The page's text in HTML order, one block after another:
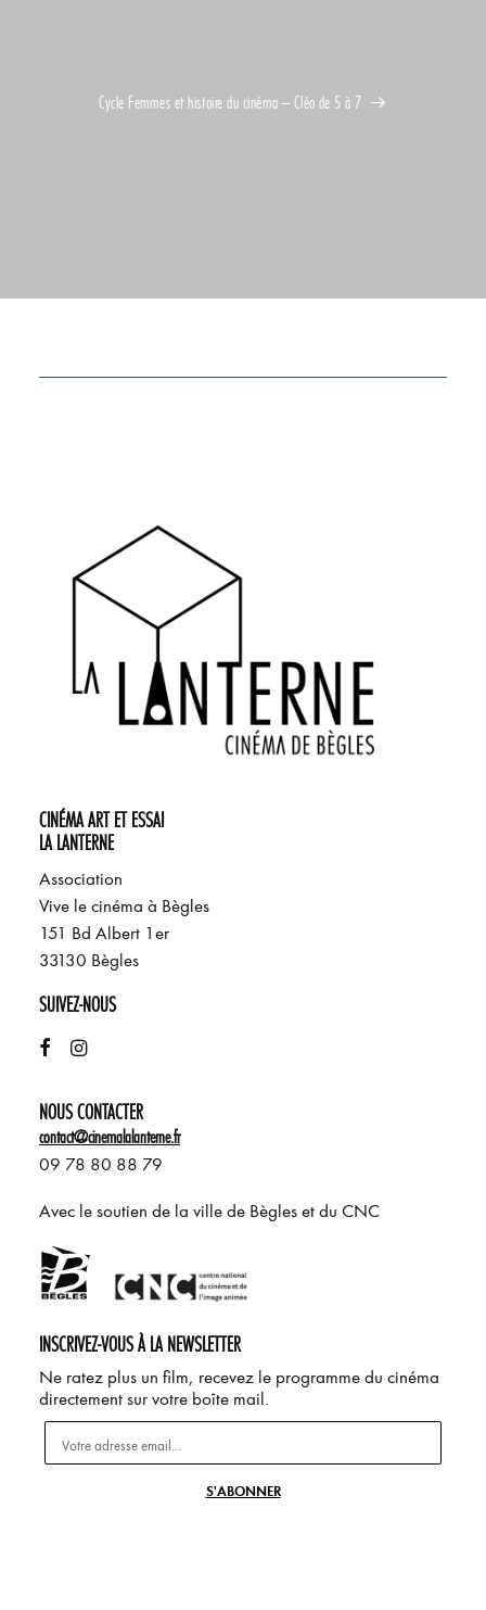
Cycle Femmes et histoire du cinéma – Cléo de 5 à 7
CINÉMA ART ET ESSAI
LA LANTERNE
Association
Vive le cinéma à Bègles
151 Bd Albert 1er
33130 Bègles
SUIVEZ-NOUS
NOUS CONTACTER
contact@cinemalalanterne.fr
09 78 80 88 79
Avec le soutien de la ville de Bègles et du CNC
INSCRIVEZ-VOUS À LA NEWSLETTER
Ne ratez plus un film, recevez le programme du cinéma
directement sur votre boîte mail.